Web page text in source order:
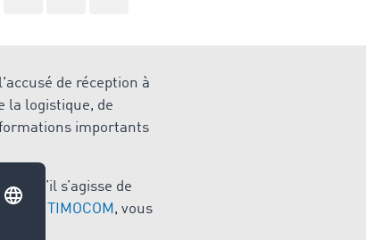
de réception à
la logistique, de
importants
Qu’il s’agisse de
de TIMOCOM , vous